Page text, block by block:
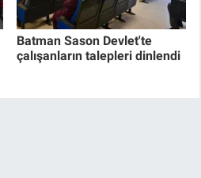
Batman Sason Devlet'te
çalışanların talepleri dinlendi